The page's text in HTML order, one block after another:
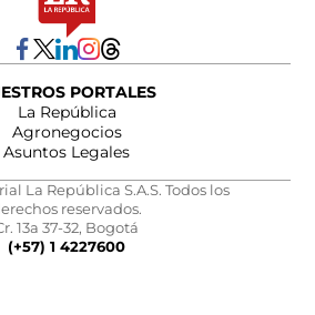
PORTALES
La República
Agronegocios
Asuntos Legales
La República S.A.S. Todos los
reservados.
13a 37-32, Bogotá
(+57) 1 4227600